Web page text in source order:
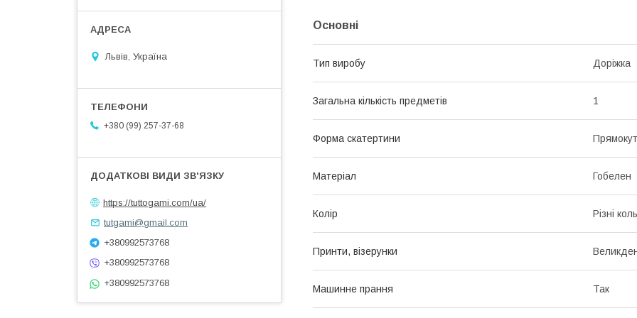
Основні
Тип виробу Доріжка
Загальна кількість предметів 1
Форма скатертини
Матеріал Гобелен
Колір Різні
Принти, візерунки
Машинне прання Так
Львів, Україна
+380 (99) 257-37-68
https://tuttogami.com/ua/
tutgami@gmail.com
+380992573768
+380992573768
+380992573768